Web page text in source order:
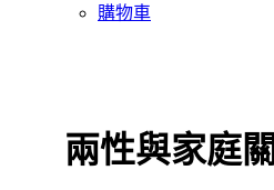
購物車
兩性與家庭